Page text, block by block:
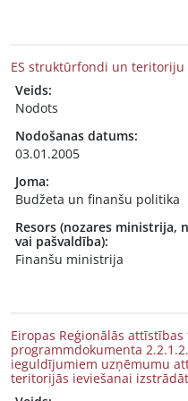
ES struktūrfondi un teritoriju
Veids:
Nodots
Nodošanas datums:
03.01.2005
Joma:
Budžeta un finanšu politika
Resors (nozares ministrija,
vai pašvaldība):
Finanšu ministrija
Eiropas Reģionālās
programmdokumenta
ieguldījumiem uzņēmumu
teritorijās ieviešanai